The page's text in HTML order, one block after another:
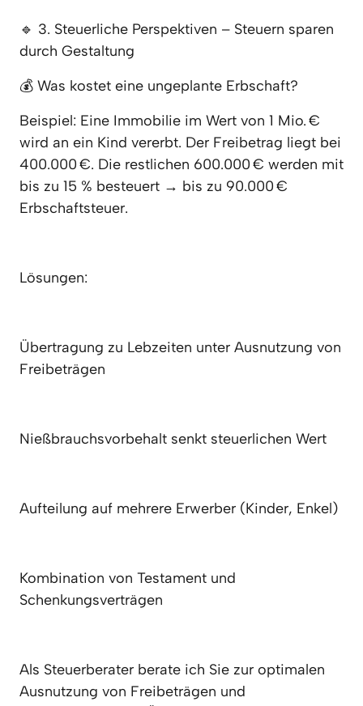
🔹 3. Steuerliche Perspektiven – Steuern sparen
durch Gestaltung
💰 Was kostet eine ungeplante Erbschaft?
Beispiel: Eine Immobilie im Wert von 1 Mio. €
wird an ein Kind vererbt. Der Freibetrag liegt bei
400.000 €. Die restlichen 600.000 € werden mit
bis zu 15 % besteuert → bis zu 90.000 €
Erbschaftsteuer.
Lösungen:
Übertragung zu Lebzeiten unter Ausnutzung von
Freibeträgen
Nießbrauchsvorbehalt senkt steuerlichen Wert
Aufteilung auf mehrere Erwerber (Kinder, Enkel)
Kombination von Testament und
Schenkungsverträgen
Als Steuerberater berate ich Sie zur optimalen
Ausnutzung von Freibeträgen und